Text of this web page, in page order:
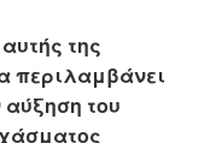
της
περιλαμβάνει
αύξηση του